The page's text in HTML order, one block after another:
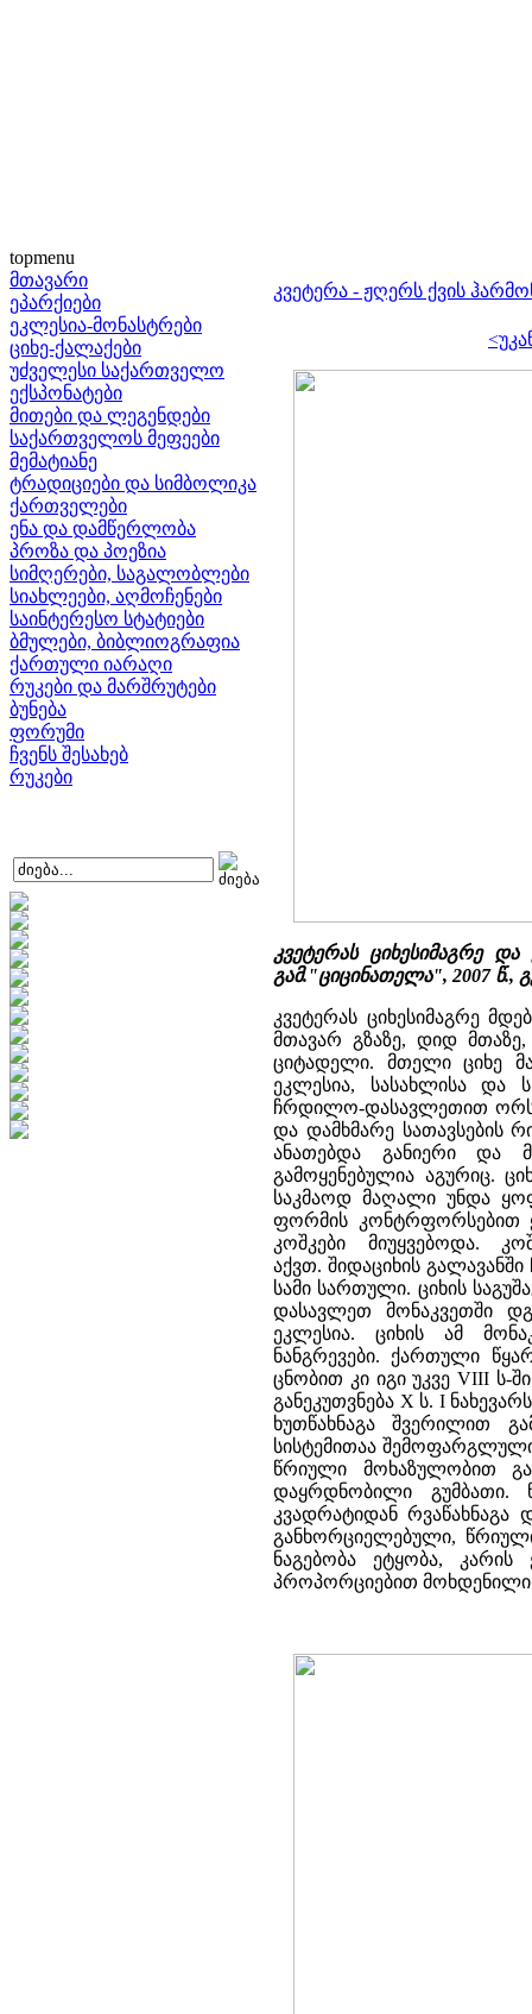
topmenu
მთავარი
ეპარქიები
ეკლესია-მონასტრები
ციხე-ქალაქები
უძველესი საქართველო
ექსპონატები
მითები და ლეგენდები
საქართველოს მეფეები
მემატიანე
ტრადიციები და სიმბოლიკა
ქართველები
ენა და დამწერლობა
პროზა და პოეზია
სიმღერები, საგალობლები
სიახლეები, აღმოჩენები
საინტერესო სტატიები
ბმულები, ბიბლიოგრაფია
ქართული იარაღი
რუკები და მარშრუტები
ბუნება
ფორუმი
ჩვენს შესახებ
რუკები
კვეტერა - ჟღერს ქვის
კვეტერას ციხესიმაგრე
გამ."ციცინათელა", 2007 წ.,
კვეტერას ციხესიმაგრე
მთავარ გზაზე, დიდ
ციტადელი. მთელი ციხე
ეკლესია, სასახლისა და
ჩრდილო-დასავლეთით
და დამხმარე სათავსების
ანათებდა განიერი და
გამოყენებულია აგურიც.
საკმაოდ მაღალი უნდა
ფორმის კონტრფორსებით
კოშკები მიუყვებოდა.
აქვთ. შიდაციხის
სამი სართული. ციხის
დასავლეთ მონაკვეთში
ეკლესია. ციხის ამ
ნანგრევები. ქართული
ცნობით კი იგი უკვე VIII ს-
განეკუთვნება X ს. I
ხუთწახნაგა შვერილით
სისტემითაა
წრიული მოხაზულობით
დაყრდნობილი გუმბათი.
კვადრატიდან
განხორციელებული,
ნაგებობა ეტყობა,
პროპორციებით მოხდენილი